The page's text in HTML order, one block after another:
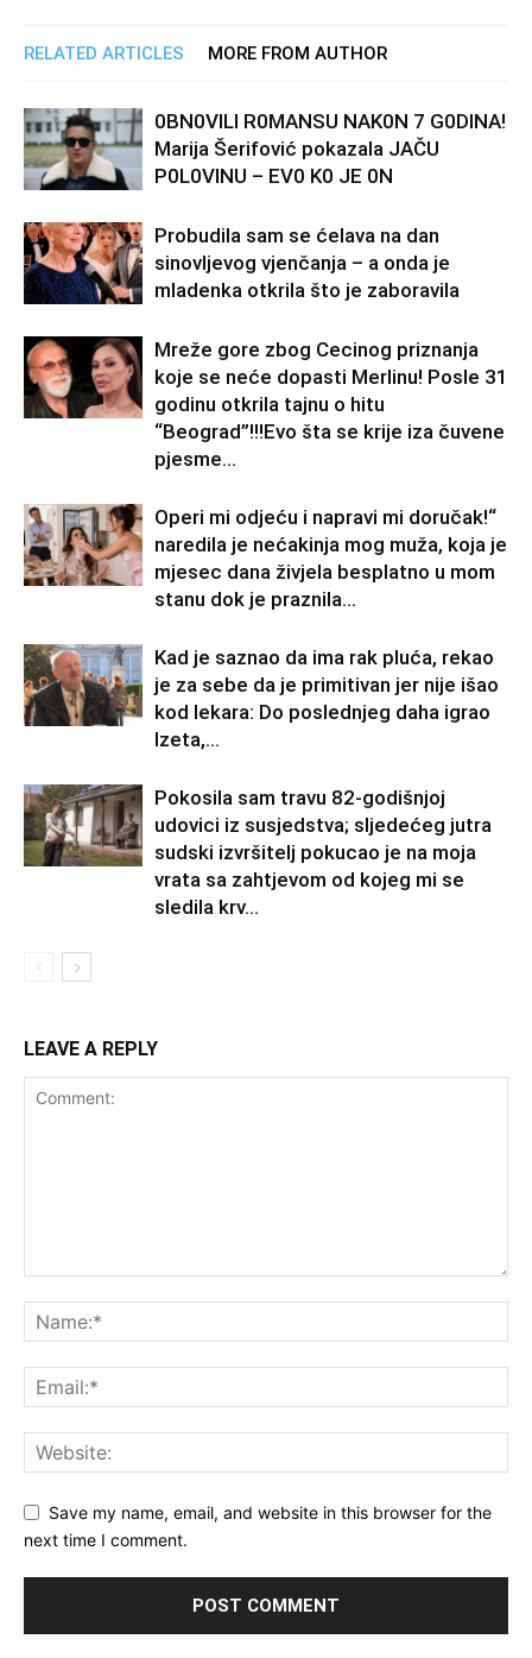
RELATED ARTICLES MORE FROM AUTHOR
0BN0VlLl R0MANSU NAK0N 7 G0DlNA!
Marija Šerifović pokazala JAČU
P0L0VINU – EV0 K0 JE 0N
Probudila sam se ćelava na dan
sinovljevog vjenčanja – a onda je
mladenka otkrila što je zaboravila
Mreže gore zbog Cecinog priznanja
koje se neće dopasti Merlinu! Posle 31
godinu otkrila tajnu o hitu
“Beograd”!!!Evo šta se krije iza čuvene
pjesme...
Operi mi odjeću i napravi mi doručak!“
naredila je nećakinja mog muža, koja je
mjesec dana živjela besplatno u mom
stanu dok je praznila...
Kad je saznao da ima rak pluća, rekao
je za sebe da je primitivan jer nije išao
kod lekara: Do poslednjeg daha igrao
Izeta,...
Pokosila sam travu 82-godišnjoj
udovici iz susjedstva; sljedećeg jutra
sudski izvršitelj pokucao je na moja
vrata sa zahtjevom od kojeg mi se
sledila krv...
LEAVE A REPLY
Save my name, email, and website in this browser for the
next time I comment.